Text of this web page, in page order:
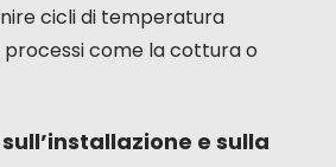
cicli di temperatura
come la cottura o
e sulla